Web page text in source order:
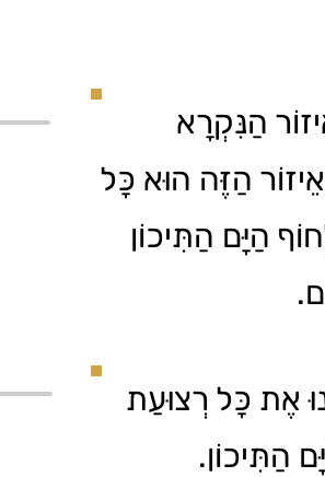
הַנִּקְרָא
הַזֶּה הוּא כָּל
הַיָּם הַתִּיכוֹן
אֶת כָּל רְצוּעַת
הַתִּיכוֹן.